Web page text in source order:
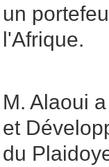
un
l'Afrique.
M. Alaoui
et
du